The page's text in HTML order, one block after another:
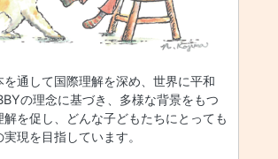
を通して国際理解を深め、世界に平和
の理念に基づき、多様な背景をもつ
解を促し、どんな子どもたちにとっても
現を目指しています。